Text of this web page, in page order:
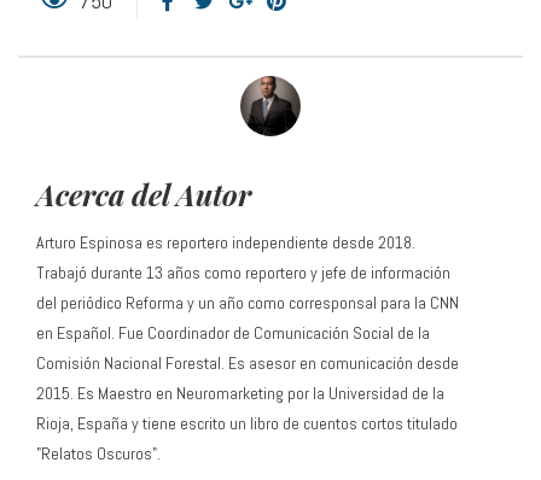
Acerca del Autor
Arturo Espinosa es reportero independiente desde 2018.
Trabajó durante 13 años como reportero y jefe de información
del periódico Reforma y un año como corresponsal para la CNN
en Español. Fue Coordinador de Comunicación Social de la
Comisión Nacional Forestal. Es asesor en comunicación desde
2015. Es Maestro en Neuromarketing por la Universidad de la
Rioja, España y tiene escrito un libro de cuentos cortos titulado
"Relatos Oscuros".